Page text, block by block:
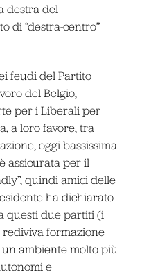
destra del
di “destra-centro”
feudi del Partito
del Belgio,
per i Liberali per
a loro favore, tra
oggi bassissima.
assicurata per il
quindi amici delle
ha dichiarato
questi due partiti (i
formazione
ambiente molto più
e